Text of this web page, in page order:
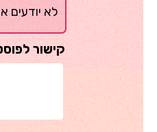
לא יודעים
קישור